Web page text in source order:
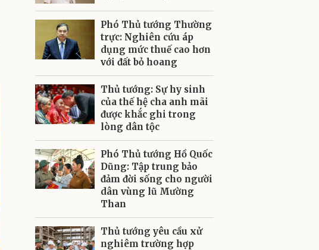
Phó Thủ tướng Thường
trực: Nghiên cứu áp
dụng mức thuế cao hơn
với đất bỏ hoang
Thủ tướng: Sự hy sinh
của thế hệ cha anh mãi
được khắc ghi trong
lòng dân tộc
Phó Thủ tướng Hồ Quốc
Dũng: Tập trung bảo
đảm đời sống cho người
dân vùng lũ Mường
Than
Thủ tướng yêu cầu xử
nghiêm trường hợp
Gửi